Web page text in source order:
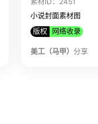
小说封面素材图
版权 网络收录
美工（马甲） 分享